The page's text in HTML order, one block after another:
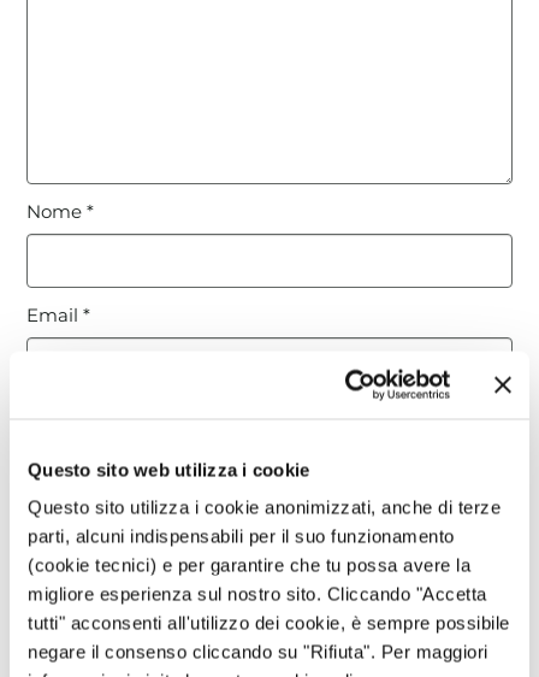
Questo sito web utilizza i cookie
Questo sito utilizza i cookie anonimizzati, anche di terze
parti, alcuni indispensabili per il suo funzionamento
(cookie tecnici) e per garantire che tu possa avere la
migliore esperienza sul nostro sito. Cliccando "Accetta
tutti" acconsenti all'utilizzo dei cookie, è sempre possibile
negare il consenso cliccando su "Rifiuta". Per maggiori
Nome*
Email*
Questo sito è protetto da reCAPTCHA, ed è soggetto alla
Privacy Policye aiTermini di utilizzodi Google.
Avvertimi via email in caso di risposte al mio
commento.